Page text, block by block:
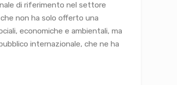
di riferimento nel settore
non ha solo offerto una
economiche e ambientali, ma
internazionale, che ne ha